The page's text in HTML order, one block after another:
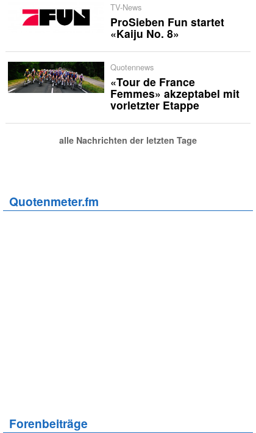
TV-News
ProSieben Fun startet
«Kaiju No. 8»
Quotennews
«Tour de France
Femmes» akzeptabel mit
vorletzter Etappe
alle Nachrichten der letzten Tage
Quotenmeter.fm
Forenbeiträge